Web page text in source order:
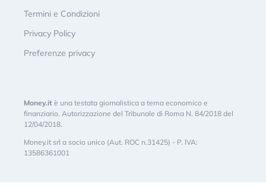
Termini e Condizioni
Privacy Policy
Preferenze privacy
Money.it è una testata giornalistica a tema economico e
finanziario. Autorizzazione del Tribunale di Roma N. 84/2018 del
12/04/2018.
Money.it srl a socio unico (Aut. ROC n.31425) - P. IVA:
13586361001